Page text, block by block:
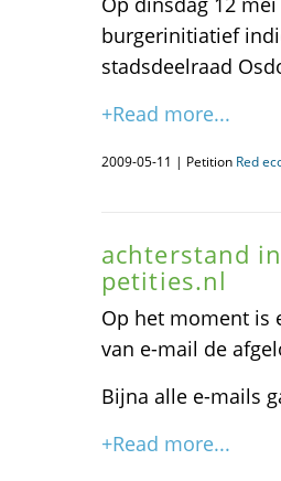
burgerinitiatief
stadsdeelraad
+Read more...
2009-05-11 | Petition Red
achterstand
petities.nl
Op het moment is
van e-mail de
Bijna alle e-mails
+Read more...